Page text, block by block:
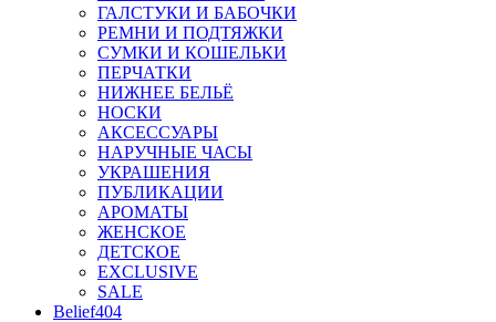
ГАЛСТУКИ И БАБОЧКИ
РЕМНИ И ПОДТЯЖКИ
СУМКИ И КОШЕЛЬКИ
ПЕРЧАТКИ
НИЖНЕЕ БЕЛЬЁ
НОСКИ
АКСЕССУАРЫ
НАРУЧНЫЕ ЧАСЫ
УКРАШЕНИЯ
ПУБЛИКАЦИИ
АРОМАТЫ
ЖЕНСКОЕ
ДЕТСКОЕ
EXCLUSIVE
SALE
Belief404